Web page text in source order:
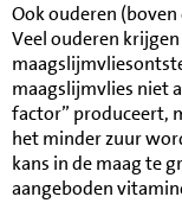
Ook ouderen
Veel ouderen
maagslijmvlies niet
factor” produceert,
het minder zuur
kans in de maag te
aangeboden